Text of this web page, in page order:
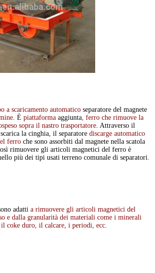
a scaricamento automatico separatore del magnete
. È piattaforma aggiunta, ferro che rimuove la
sopra il nastro trasportatore. Attraverso il
la cinghia, il separatore discarge automatico
ferro che sono assorbiti dal magnete nella scatola
rimuovere gli articoli magnetici del ferro è
più dei tipi usati terreno comunale di separatori.
adatti a rimuovere gli articoli magnetici del
e dalla granularità dei materiali come i minerali
coke duro, il calcare, i periodi, ecc.